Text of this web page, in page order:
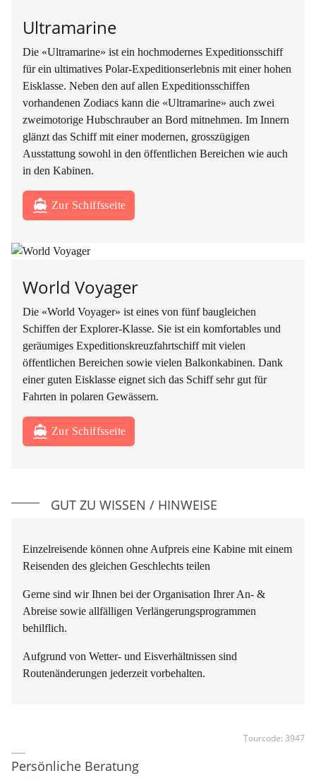
Tourcode: 3947
Persönliche Beratung
Ultramarine
Die «Ultramarine» ist ein hochmodernes Expeditionsschiff
für ein ultimatives Polar-Expeditionserlebnis mit einer hohen
Eisklasse. Neben den auf allen Expeditionsschiffen
vorhandenen Zodiacs kann die «Ultramarine» auch zwei
zweimotorige Hubschrauber an Bord mitnehmen. Im Innern
glänzt das Schiff mit einer modernen, grosszügigen
Ausstattung sowohl in den öffentlichen Bereichen wie auch
in den Kabinen.
Zur Schiffsseite
World Voyager
Die «World Voyager» ist eines von fünf baugleichen
Schiffen der Explorer-Klasse. Sie ist ein komfortables und
geräumiges Expeditionskreuzfahrtschiff mit vielen
öffentlichen Bereichen sowie vielen Balkonkabinen. Dank
einer guten Eisklasse eignet sich das Schiff sehr gut für
Fahrten in polaren Gewässern.
Zur Schiffsseite
GUT ZU WISSEN / HINWEISE
Einzelreisende können ohne Aufpreis eine Kabine mit einem
Reisenden des gleichen Geschlechts teilen
Gerne sind wir Ihnen bei der Organisation Ihrer An- &
Abreise sowie allfälligen Verlängerungsprogrammen
behilflich.
Aufgrund von Wetter- und Eisverhältnissen sind
Routenänderungen jederzeit vorbehalten.